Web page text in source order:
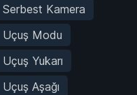
Serbest Kamera
Uçuş Modu
Uçuş Yukarı
Uçuş Aşağı